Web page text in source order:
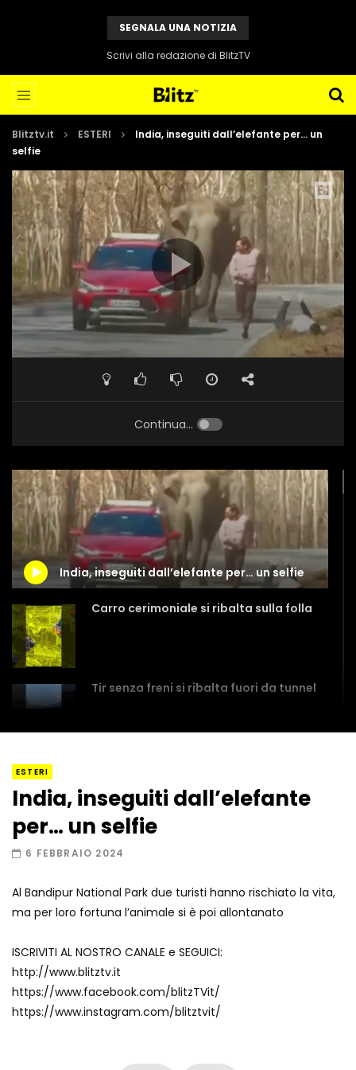
SEGNALA UNA NOTIZIA
Scrivi alla redazione di BlitzTV
Blitztv.it ESTERI
India, inseguiti dall’elefante per… un
selfie
Continua...
India, inseguiti dall’elefante per… un selfie
Carro cerimoniale si ribalta sulla folla
Tir senza freni si ribalta fuori da tunnel
Amiocuggino fa saltare in aria il drone
Due navi USA si scontrano in mare
ESTERI
India, inseguiti dall’elefante
per… un selfie
6 FEBBRAIO 2024
Al Bandipur National Park due turisti hanno rischiato la vita,
ma per loro fortuna l’animale si è poi allontanato
ISCRIVITI AL NOSTRO CANALE e SEGUICI:
http://www.blitztv.it
https://www.facebook.com/blitzTVit/
https://www.instagram.com/blitztvit/